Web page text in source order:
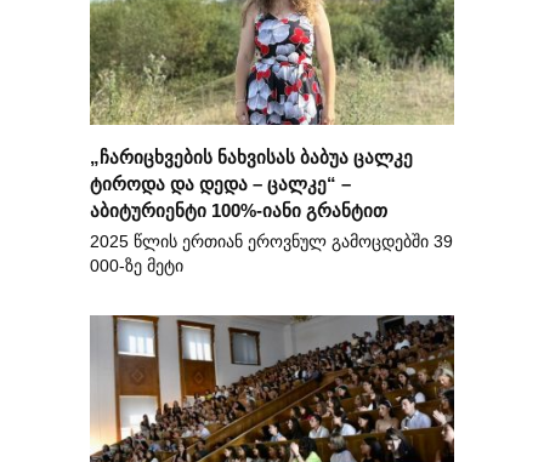
„ჩარიცხვების ნახვისას ბაბუა ცალკე
ტიროდა და დედა – ცალკე“ –
აბიტურიენტი 100%-იანი გრანტით
2025 წლის ერთიან ეროვნულ გამოცდებში 39
000-ზე მეტი